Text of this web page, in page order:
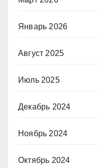
Январь 2026
Август 2025
Июль 2025
Декабрь 2024
Ноябрь 2024
Октябрь 2024